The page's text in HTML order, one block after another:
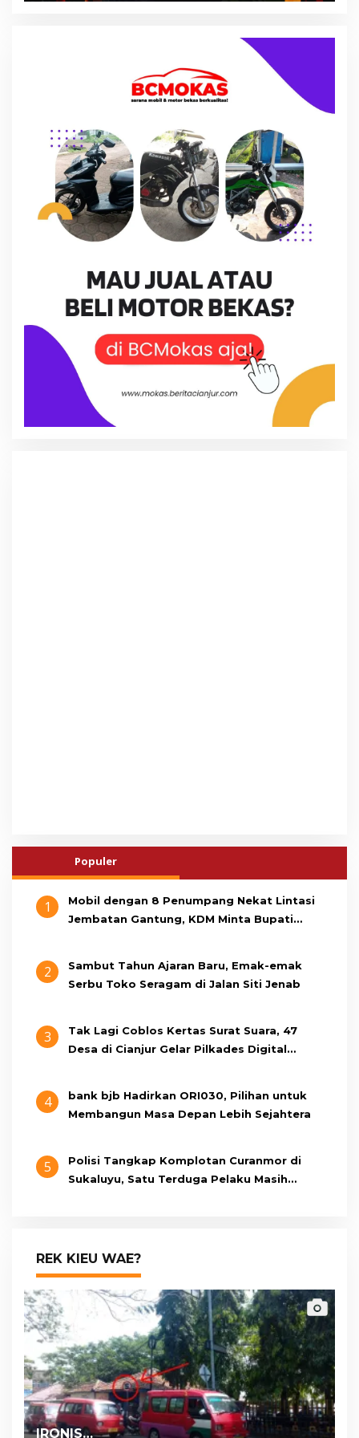
Populer
1
Mobil dengan 8 Penumpang Nekat Lintasi
Jembatan Gantung, KDM Minta Bupati
2
Sambut Tahun Ajaran Baru, Emak-emak
Serbu Toko Seragam di Jalan Siti Jenab
3
Tak Lagi Coblos Kertas Surat Suara, 47
Desa di Cianjur Gelar Pilkades Digital
4
bank bjb Hadirkan ORI030, Pilihan untuk
Membangun Masa Depan Lebih Sejahtera
5
Polisi Tangkap Komplotan Curanmor di
Sukaluyu, Satu Terduga Pelaku Masih
REK KIEU WAE?
IRONIS…